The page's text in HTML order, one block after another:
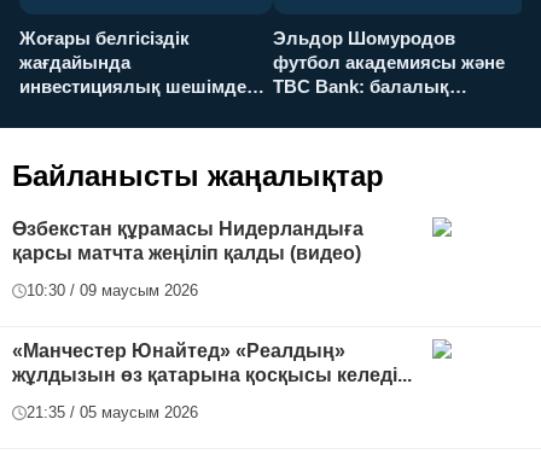
Жоғары белгісіздік
жағдайында
инвестициялық шешімдер
Эльдор Шомуродов
футбол академиясы және
TBC Bank: балалық
Байланысты жаңалықтар
Өзбекстан құрамасы Нидерландыға
қарсы матчта жеңіліп қалды (видео)
10:30 / 09 маусым 2026
«Манчестер Юнайтед» «Реалдың»
жұлдызын өз қатарына қосқысы келеді...
21:35 / 05 маусым 2026